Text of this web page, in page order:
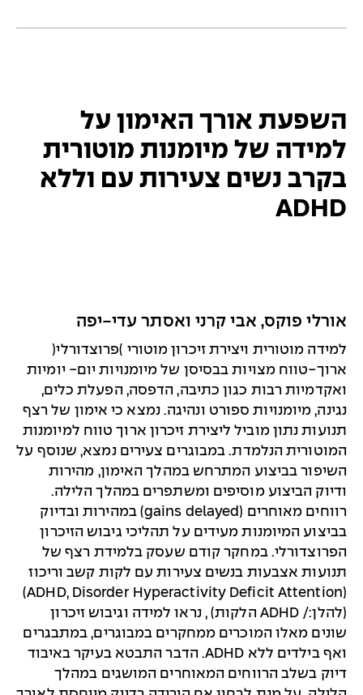
השפעת אורך האימון על
למידה של מיומנות מוטורית
בקרב נשים צעירות עם וללא
ADHD
אורלי פוקס, אבי קרני ואסתר עדי-יפה
למידה מוטורית ויצירת זיכרון מוטורי )פרוצדורלי(
ארוך-טווח מצויות בבסיסן של מיומנויות יום- יומיות
ואקדמיות רבות כגון כתיבה, הדפסה, הפעלת כלים,
נגינה, מיומנויות ספורט ונהיגה. נמצא כי אימון של רצף
תנועות נתון מוביל ליצירת זיכרון ארוך טווח למיומנות
המוטורית הנלמדת. במבוגרים צעירים נמצא, שנוסף על
השיפור בביצוע המתרחש במהלך האימון, מהירות
ודיוק הביצוע מוסיפים ומשתפרים במהלך הלילה.
רווחים מאוחרים (gains delayed) במהירות ובדיוק
בביצוע המיומנות מעידים על תהליכי גיבוש הזיכרון
הפרוצדורלי. במחקר קודם שעסק בלמידת רצף של
תנועות אצבעות בנשים צעירות עם לקות קשב וריכוז
(ADHD, Disorder Hyperactivity Deficit Attention)
(להלן:/ ADHD הלקות) , נראו למידה וגיבוש זיכרון
שונים מאלו המוכרים ממחקרים במבוגרים, במתבגרים
ואף בילדים ללא ADHD. הדבר התבטא בעיקר באיבוד
דיוק בשלב הרווחים המאוחרים המושגים במהלך